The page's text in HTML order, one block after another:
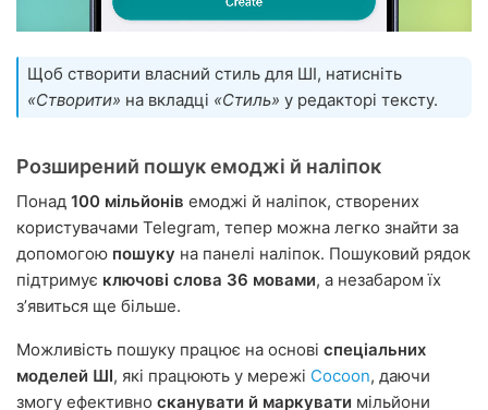
Щоб створити власний стиль для ШІ, натисніть
«Створити» на вкладці «Стиль» у редакторі тексту.
Розширений пошук емоджі й наліпок
Понад 100 мільйонів емоджі й наліпок, створених
користувачами Telegram, тепер можна легко знайти за
допомогою пошуку на панелі наліпок. Пошуковий рядок
підтримує ключові слова 36 мовами, а незабаром їх
зʼявиться ще більше.
Можливість пошуку працює на основі спеціальних
моделей ШІ, які працюють у мережі Cocoon, даючи
змогу ефективно сканувати й маркувати мільйони